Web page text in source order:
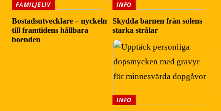
FAMILJELIV
Bostadsutvecklare – nyckeln
till framtidens hållbara
boenden
INFO
Skydda barnen från solens
starka strålar
INFO